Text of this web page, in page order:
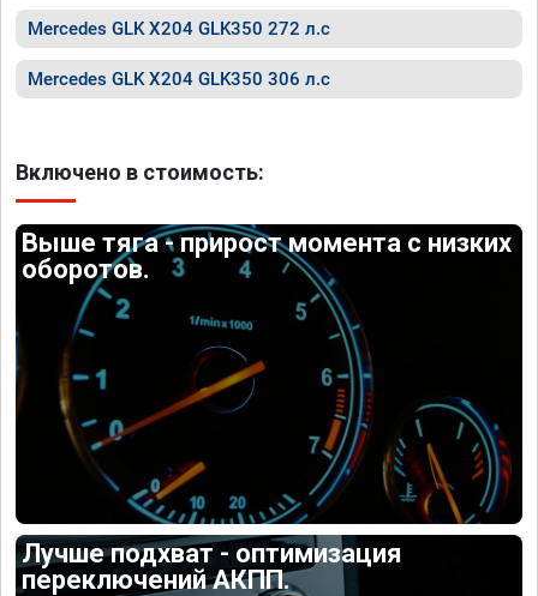
Mercedes GLK X204 GLK350 272 л.с
Mercedes GLK X204 GLK350 306 л.с
Включено в стоимость:
Выше тяга - прирост момента с низких
оборотов.
Лучше подхват - оптимизация
переключений АКПП.